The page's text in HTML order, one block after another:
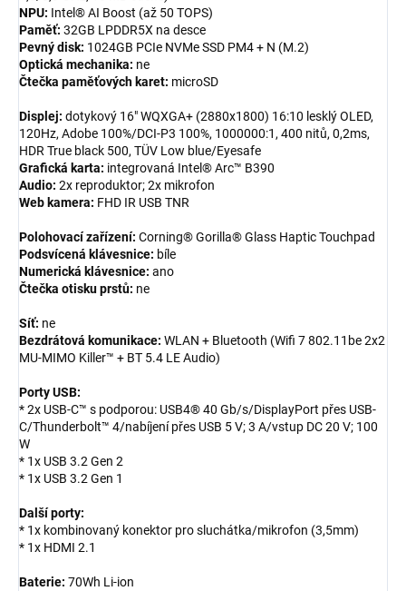
NPU: Intel® AI Boost (až 50 TOPS)
Paměť: 32GB LPDDR5X na desce
Pevný disk: 1024GB PCIe NVMe SSD PM4 + N (M.2)
Optická mechanika: ne
Čtečka paměťových karet: microSD
Displej: dotykový 16" WQXGA+ (2880x1800) 16:10 lesklý OLED,
120Hz, Adobe 100%/DCI-P3 100%, 1000000:1, 400 nitů, 0,2ms,
HDR True black 500, TÜV Low blue/Eyesafe
Grafická karta: integrovaná Intel® Arc™ B390
Audio: 2x reproduktor; 2x mikrofon
Web kamera: FHD IR USB TNR
Polohovací zařízení: Corning® Gorilla® Glass Haptic Touchpad
Podsvícená klávesnice: bíle
Numerická klávesnice: ano
Čtečka otisku prstů: ne
Síť: ne
Bezdrátová komunikace: WLAN + Bluetooth (Wifi 7 802.11be 2x2
MU-MIMO Killer™ + BT 5.4 LE Audio)
Porty USB:
* 2x USB-C™ s podporou: USB4® 40 Gb/s/DisplayPort přes USB-
C/Thunderbolt™ 4/nabíjení přes USB 5 V; 3 A/vstup DC 20 V; 100
W
* 1x USB 3.2 Gen 2
* 1x USB 3.2 Gen 1
Další porty:
* 1x kombinovaný konektor pro sluchátka/mikrofon (3,5mm)
* 1x HDMI 2.1
Baterie: 70Wh Li-ion